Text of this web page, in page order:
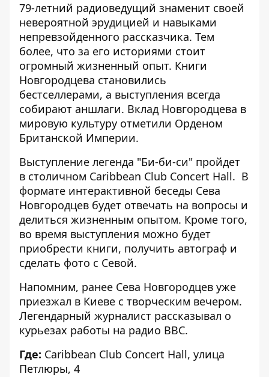
79-летний радиоведущий знаменит своей
невероятной эрудицией и навыками
непревзойденного рассказчика. Тем
более, что за его историями стоит
огромный жизненный опыт. Книги
Новгородцева становились
бестселлерами, а выступления всегда
собирают аншлаги. Вклад Новгородцева в
мировую культуру отметили Орденом
Британской Империи.
Выступление легенда "Би-би-си" пройдет
в столичном Caribbean Club Concert Hall. В
формате интерактивной беседы Сева
Новгородцев будет отвечать на вопросы и
делиться жизненным опытом. Кроме того,
во время выступления можно будет
приобрести книги, получить автограф и
сделать фото с Севой.
Напомним, ранее Сева Новгородцев уже
приезжал в Киеве с творческим вечером.
Легендарный журналист рассказывал о
курьезах работы на радио BBC.
Где: Caribbean Club Concert Hall, улица
Петлюры, 4